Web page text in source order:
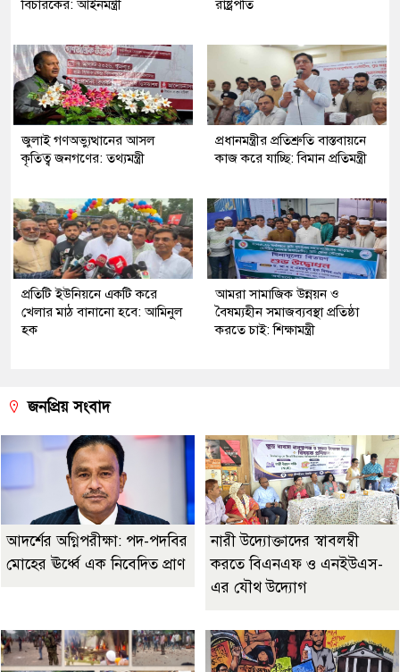
বিচারকের: আইনমন্ত্রী
রাষ্ট্রপতি
জুলাই গণঅভ্যুত্থানের আসল
কৃতিত্ব জনগণের: তথ্যমন্ত্রী
প্রধানমন্ত্রীর প্রতিশ্রুতি বাস্তবায়নে
কাজ করে যাচ্ছি: বিমান প্রতিমন্ত্রী
প্রতিটি ইউনিয়নে একটি করে
খেলার মাঠ বানানো হবে: আমিনুল
হক
আমরা সামাজিক উন্নয়ন ও
বৈষম্যহীন সমাজব্যবস্থা প্রতিষ্ঠা
করতে চাই: শিক্ষামন্ত্রী
জনপ্রিয় সংবাদ
আদর্শের অগ্নিপরীক্ষা: পদ-পদবির
মোহের ঊর্ধ্বে এক নিবেদিত প্রাণ
নারী উদ্যোক্তাদের স্বাবলম্বী
করতে বিএনএফ ও এনইউএস-
এর যৌথ উদ্যোগ